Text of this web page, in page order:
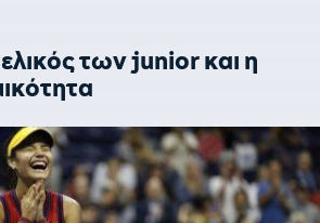
των junior και η